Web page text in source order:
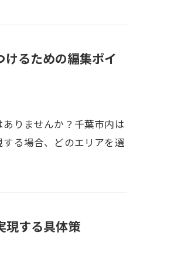
るための編集ポイ
りませんか？千葉市内は
る場合、どのエリアを選
現する具体策